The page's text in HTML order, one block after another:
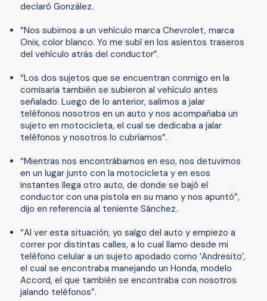
declaró González.
“Nos subimos a un vehículo marca Chevrolet, marca
Onix, color blanco. Yo me subí en los asientos traseros
del vehículo atrás del conductor”.
“Los dos sujetos que se encuentran conmigo en la
comisaria también se subieron al vehículo antes
señalado. Luego de lo anterior, salimos a jalar
teléfonos nosotros en un auto y nos acompañaba un
sujeto en motocicleta, el cual se dedicaba a jalar
teléfonos y nosotros lo cubríamos”.
“Mientras nos encontrábamos en eso, nos detuvimos
en un lugar junto con la motocicleta y en esos
instantes llega otro auto, de donde se bajó el
conductor con una pistola en su mano y nos apuntó”,
dijo en referencia al teniente Sánchez.
“Al ver esta situación, yo salgo del auto y empiezo a
correr por distintas calles, a lo cual llamo desde mi
teléfono celular a un sujeto apodado como ‘Andresito’,
el cual se encontraba manejando un Honda, modelo
Accord, el que también se encontraba con nosotros
jalando teléfonos”.